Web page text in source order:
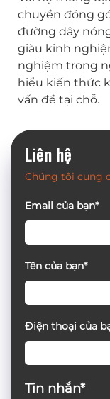
chuyền đóng
đường dây
giàu kinh
nghiệm trong
hiểu kiến ​​thức
vấn đề tại chỗ.
Liên hệ
Chúng tôi cung
Email của bạn*
Tên của bạn*
Điện thoại của
Tin nhắn*